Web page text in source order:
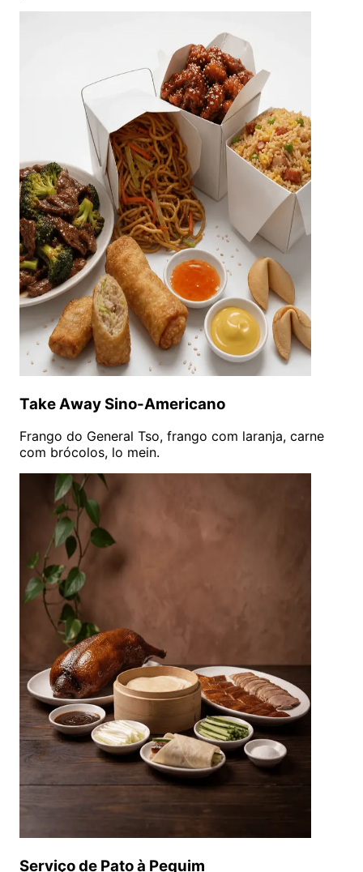
Take Away Sino-Americano
Frango do General Tso, frango com laranja, carne
com brócolos, lo mein.
Serviço de Pato à Pequim